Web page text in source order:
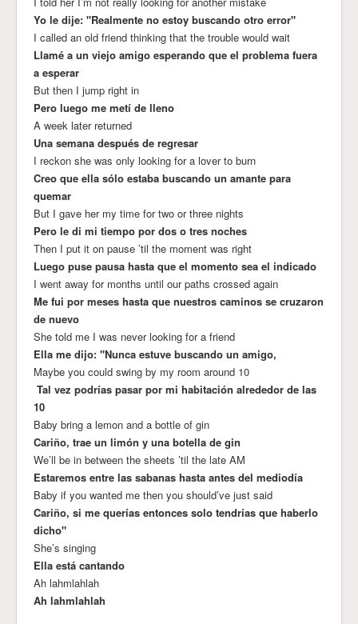
Yo le dije: "Realmente no estoy buscando otro error"
I called an old friend thinking that the trouble would wait
Llamé a un viejo amigo esperando que el problema fuera
a esperar
But then I jump right in
Pero luego me metí de lleno
A week later returned
Una semana después de regresar
I reckon she was only looking for a lover to burn
Creo que ella sólo estaba buscando un amante para
quemar
But I gave her my time for two or three nights
Pero le di mi tiempo por dos o tres noches
Then I put it on pause ’til the moment was right
Luego puse pausa hasta que el momento sea el indicado
I went away for months until our paths crossed again
Me fui por meses hasta que nuestros caminos se cruzaron
de nuevo
She told me I was never looking for a friend
Ella me dijo: "Nunca estuve buscando un amigo,
Maybe you could swing by my room around 10
Tal vez podrías pasar por mi habitación alrededor de las
10
Baby bring a lemon and a bottle of gin
Cariño, trae un limón y una botella de gin
We’ll be in between the sheets ’til the late AM
Estaremos entre las sabanas hasta antes del mediodía
Baby if you wanted me then you should’ve just said
Cariño, si me querías entonces solo tendrías que haberlo
dicho"
She’s singing
Ella está cantando
Ah lahmlahlah
Ah lahmlahlah